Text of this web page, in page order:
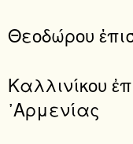
Θεοδώρου
Καλλινίκου
᾿Αρμενίας